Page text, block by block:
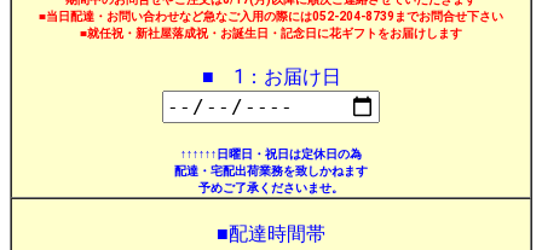
■当日配達・お問い合わせなど急なご入用の際には052-204-8739までお問合せ下さい
■就任祝・新社屋落成祝・お誕生日・記念日に花ギフトをお届けします
■ 1：お届け日
↑↑↑↑↑↑日曜日・祝日は定休日の為
配達・宅配出荷業務を致しかねます
予めご了承くださいませ。
■配達時間帯